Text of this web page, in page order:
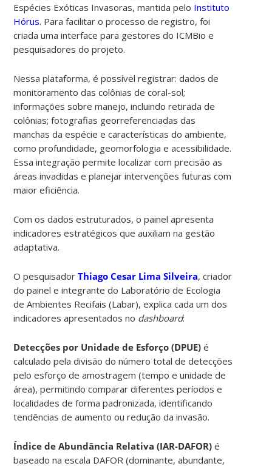
Espécies Exóticas Invasoras, mantida pelo Instituto
Hórus. Para facilitar o processo de registro, foi
criada uma interface para gestores do ICMBio e
pesquisadores do projeto.
Nessa plataforma, é possível registrar: dados de
monitoramento das colônias de coral-sol;
informações sobre manejo, incluindo retirada de
colônias; fotografias georreferenciadas das
manchas da espécie e características do ambiente,
como profundidade, geomorfologia e acessibilidade.
Essa integração permite localizar com precisão as
áreas invadidas e planejar intervenções futuras com
maior eficiência.
Com os dados estruturados, o painel apresenta
indicadores estratégicos que auxiliam na gestão
adaptativa.
O pesquisadorThiago Cesar Lima Silveira, criador
do painel e integrante do Laboratório de Ecologia
de Ambientes Recifais (Labar), explica cada um dos
indicadores apresentados no dashboard:
Detecções por Unidade de Esforço (DPUE) é
calculado pela divisão do número total de detecções
pelo esforço de amostragem (tempo e unidade de
área), permitindo comparar diferentes períodos e
localidades de forma padronizada, identificando
tendências de aumento ou redução da invasão.
Índice de Abundância Relativa (IAR-DAFOR) é
baseado na escala DAFOR (dominante, abundante,